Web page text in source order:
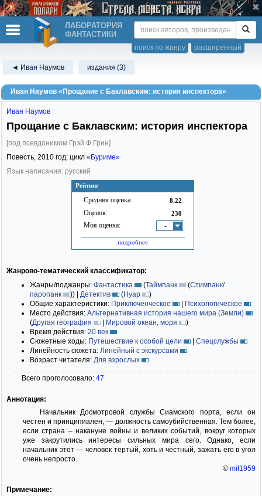
ЛАБОРАТОРИЯ
ФАНТАСТИКИ
расширенный
поиск по жанру
◄ Иван Наумов издания (3)
Иван Наумов «Прощание с Баклавским: история инспектора»
Рейтинг
Средняя оценка: 8.22
Оценок: 230
Моя оценка: -
подробнее
Иван Наумов
Прощание с Баклавским: история инспектора
[под псевдонимом Грэй Ф.Грин]
Повесть, 2010 год; цикл «Буриме»
Язык написания: русский
Жанрово-тематический классификатор:
Жанры/поджанры: Фантастика (Таймпанк (Стимпанк/
паропанк
)) | Детектив (Нуар
)
Общие характеристики: Приключенческое | Психологическое
Место действия: Альтернативная история нашего мира (Земли)
(Другая география | Мировой океан, моря
)
Время действия: 20 век
Сюжетные ходы: Путешествие к особой цели | Спецслужбы
Линейность сюжета: Линейный с экскурсами
Возраст читателя: Для взрослых
Всего проголосовало: 47
Аннотация:
Начальник Досмотровой службы Сиамского порта, если он
честен и принципиален, — должность самоубийственная. Тем более,
если страна – накануне войны и великих событий, вокруг которых
уже закрутились интересы сильных мира сего. Однако, если
начальник этот — человек тертый, хоть и честный, зажать его в угол
очень непросто.
© mif1959
Примечание: